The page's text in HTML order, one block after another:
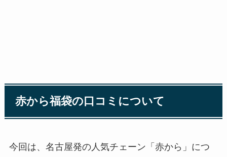
赤から福袋の口コミについて
今回は、名古屋発の人気チェーン「赤から」につ